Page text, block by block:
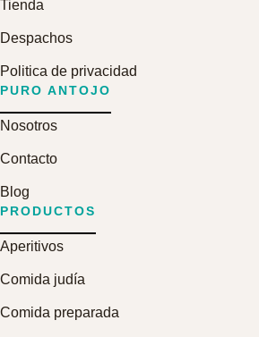
Tienda
Despachos
Politica de privacidad
PURO ANTOJO
Nosotros
Contacto
Blog
PRODUCTOS
Aperitivos
Comida judía
Comida preparada